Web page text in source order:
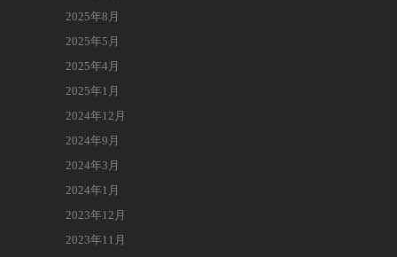
2025年8月
2025年5月
2025年4月
2025年1月
2024年12月
2024年9月
2024年3月
2024年1月
2023年12月
2023年11月